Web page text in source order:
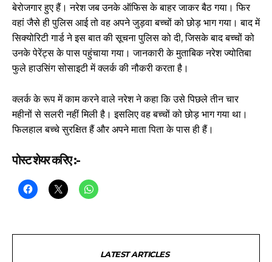
बेरोजगार हुए हैं। नरेश जब उनके ऑफिस के बाहर जाकर बैठ गया। फिर
वहां जैसे ही पुलिस आई तो वह अपने जुड़वा बच्चों को छोड़ भाग गया। बाद में
सिक्योरिटी गार्ड ने इस बात की सूचना पुलिस को दी, जिसके बाद बच्चों को
उनके पेरेंट्स के पास पहुंचाया गया। जानकारी के मुताबिक नरेश ज्योतिबा
फुले हाउसिंग सोसाइटी में क्लर्क की नौकरी करता है।
क्लर्क के रूप में काम करने वाले नरेश ने कहा कि उसे पिछले तीन चार
महीनों से सलरी नहीं मिली है। इसलिए वह बच्चों को छोड़ भाग गया था।
फिलहाल बच्चे सुरक्षित हैं और अपने माता पिता के पास ही हैं।
पोस्ट शेयर करिए :-
LATEST ARTICLES